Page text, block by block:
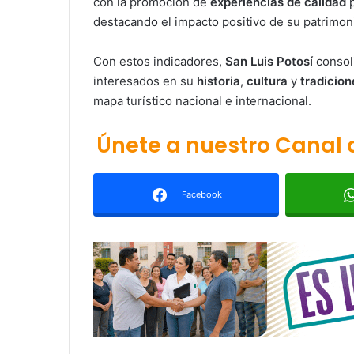
destacando el impacto positivo de su
Con estos indicadores, San Luis Potosí
interesados en su historia, cultura y
mapa turístico nacional e internacional.
Únete a nuestro Canal
Facebook